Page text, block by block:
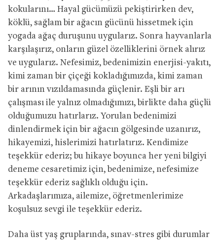
kokularını… Hayal gücümüzü pekiştirirken dev,
köklü, sağlam bir ağacın gücünü hissetmek için
yogada ağaç duruşunu uygularız. Sonra hayvanlarla
karşılaşırız, onların güzel özelliklerini örnek alırız
ve uygularız. Nefesimiz, bedenimizin enerjisi-yakıtı,
kimi zaman bir çiçeği kokladığımızda, kimi zaman
bir arının vızıldamasında güçlenir. Eşli bir arı
çalışması ile yalnız olmadığımızı, birlikte daha güçlü
olduğumuzu hatırlarız. Yorulan bedenimizi
dinlendirmek için bir ağacın gölgesinde uzanırız,
hikayemizi, hislerimizi hatırlatırız. Kendimize
teşekkür ederiz; bu hikaye boyunca her yeni bilgiyi
deneme cesaretimiz için, bedenimize, nefesimize
teşekkür ederiz sağlıklı olduğu için.
Arkadaşlarımıza, ailemize, öğretmenlerimize
koşulsuz sevgi ile teşekkür ederiz.
Daha üst yaş gruplarında, sınav-stres gibi durumlar